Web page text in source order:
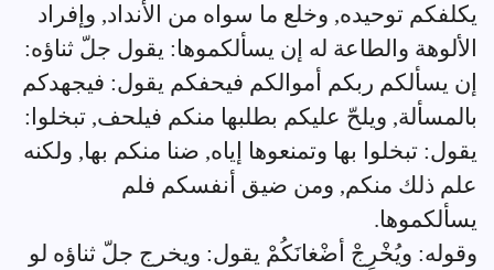
يكلفكم توحيده, وخلع ما سواه من الأنداد, وإفراد
الألوهة والطاعة له إن يسألكموها: يقول جلّ ثناؤه:
إن يسألكم ربكم أموالكم فيحفكم يقول: فيجهدكم
بالمسألة, ويلحّ عليكم بطلبها منكم فيلحف, تبخلوا:
يقول: تبخلوا بها وتمنعوها إياه, ضنا منكم بها, ولكنه
علم ذلك منكم, ومن ضيق أنفسكم فلم
يسألكموها.
وقوله: ويُخْرِجْ أضْغانَكُمْ يقول: ويخرج جلّ ثناؤه لو